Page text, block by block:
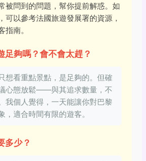
被問到的問題，幫你提前解惑。如
可以參考法國旅遊發展署的資源，
指南。
足夠嗎？會不會太趕？
想看重點景點，是足夠的。但確
心態放鬆——與其追求數量，不
我個人覺得，一天能讓你對巴黎
，適合時間有限的遊客。
多少？